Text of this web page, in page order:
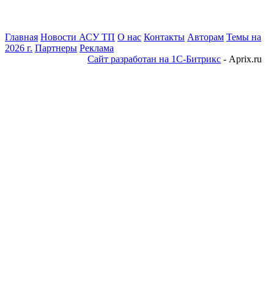
Главная Новости АСУ ТП О нас Контакты Авторам Темы на
2026 г. Партнеры Реклама
Сайт разработан на 1С-Битрикс - Aprix.ru